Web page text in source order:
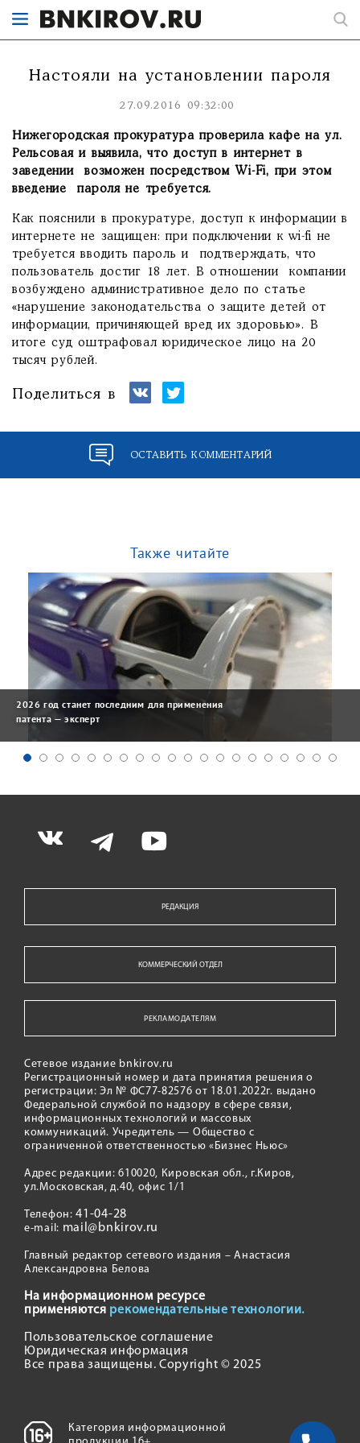
Настояли на установлении пароля
27.09.2016 09:32:00
Нижегородская прокуратура проверила кафе на ул.
Рельсовая и выявила, что доступ в интернет в
заведении возможен посредством Wi-Fi, при этом
введение пароля не требуется.
Как пояснили в прокуратуре, доступ к информации в
интернете не защищен: при подключении к wi-fi не
требуется вводить пароль и подтверждать, что
пользователь достиг 18 лет. В отношении компании
возбуждено административное дело по статье
«нарушение законодательства о защите детей от
информации, причиняющей вред их здоровью». В
итоге суд оштрафовал юридическое лицо на 20
тысяч рублей.
Поделиться в
ОСТАВИТЬ КОММЕНТАРИЙ
Также читайте
2026 год станет последним для применения
патента — эксперт
РЕДАКЦИЯ
КОММЕРЧЕСКИЙ ОТДЕЛ
РЕКЛАМОДАТЕЛЯМ
Сетевое издание bnkirov.ru
Регистрационный номер и дата принятия решения о
регистрации: Эл № ФС77-82576 от 18.01.2022г. выдано
Федеральной службой по надзору в сфере связи,
информационных технологий и массовых
коммуникаций. Учредитель — Общество с
ограниченной ответственностью «Бизнес Ньюс»
Адрес редакции: 610020, Кировская обл., г.Киров,
ул.Московская, д.40, офис 1/1
Телефон:41-04-28
e-mail: mail@bnkirov.ru
Главный редактор сетевого издания – Анастасия
Александровна Белова
На информационном ресурсе
применяются рекомендательные технологии.
Пользовательское соглашение
Юридическая информация
Все права защищены. Copyright © 2025
Категория информационной